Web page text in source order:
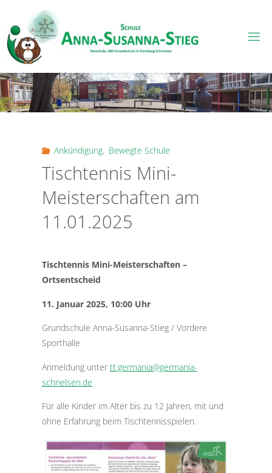
content
Ankündigung, Bewegte Schule
Tischtennis Mini-
Meisterschaften am
11.01.2025
Tischtennis Mini-Meisterschaften –
Ortsentscheid
11. Januar 2025, 10:00 Uhr
Grundschule Anna-Susanna-Stieg / Vordere
Sporthalle
Anmeldung unter tt.germania@germania-
schnelsen.de
Für alle Kinder im Alter bis zu 12 Jahren, mit und
ohne Erfahrung beim Tischtennisspielen.